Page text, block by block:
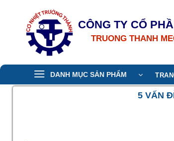
CÔNG TY CỔ
TRUONG THANH
DANH MỤC SẢN PHẨM
5 VẤN